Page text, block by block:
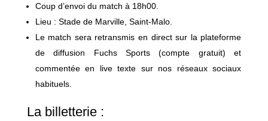
Coup d’envoi du match à 18h00.
Lieu : Stade de Marville, Saint-Malo.
Le match sera retransmis en direct sur la plateforme
de diffusion Fuchs Sports (compte gratuit) et
commentée en live texte sur nos réseaux sociaux
habituels.
La billetterie :